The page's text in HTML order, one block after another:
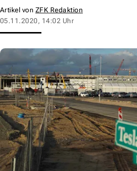
Artikel von ZFK Redaktion
05.11.2020, 14:02 Uhr